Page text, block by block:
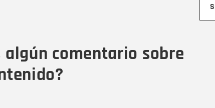
algún comentario sobre